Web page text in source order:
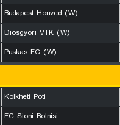
Budapest Honved (W)
Diosgyori VTK (W)
Puskas FC (W)
Kolkheti Poti
FC Sioni Bolnisi